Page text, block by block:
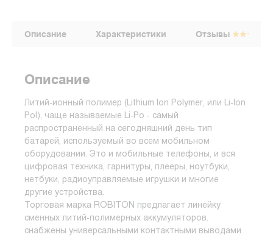
Описание Характеристики Отзывы
Описание
Литий-ионный полимер (Lithium Ion Polymer, или Li-Ion
Pol), чаще называемые Li-Po - самый
распространенный на сегодняшний день тип
батарей, используемый во всем мобильном
оборудовании. Это и мобильные телефоны, и вся
цифровая техника, гарнитуры, плееры, ноутбуки,
нетбуки, радиоуправляемые игрушки и многие
другие устройства.
Торговая марка ROBITON предлагает линейку
сменных литий-полимерных аккумуляторов.
снабжены универсальными контактными выводами